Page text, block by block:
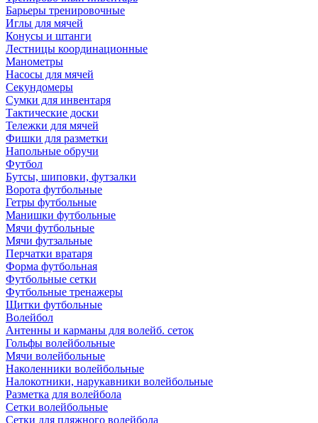
Барьеры тренировочные
Иглы для мячей
Конусы и штанги
Лестницы координационные
Манометры
Насосы для мячей
Секундомеры
Сумки для инвентаря
Тактические доски
Тележки для мячей
Фишки для разметки
Напольные обручи
Футбол
Бутсы, шиповки, футзалки
Ворота футбольные
Гетры футбольные
Манишки футбольные
Мячи футбольные
Мячи футзальные
Перчатки вратаря
Форма футбольная
Футбольные сетки
Футбольные тренажеры
Щитки футбольные
Волейбол
Антенны и карманы для волейб. сеток
Гольфы волейбольные
Мячи волейбольные
Наколенники волейбольные
Налокотники, нарукавники волейбольные
Разметка для волейбола
Сетки волейбольные
Сетки для пляжного волейбола